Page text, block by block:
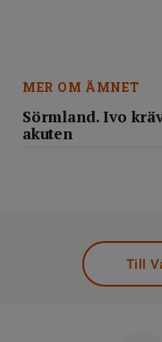
MER OM ÄMNET
Sörmland. Ivo
akuten
Till